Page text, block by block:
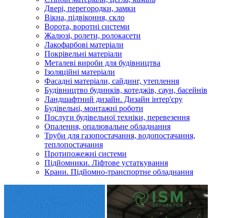
Двері, перегородки, замки
Вікна, підвіконня, скло
Ворота, воротні системи
Жалюзі, ролети, ролокасети
Лакофарбові матеріали
Покрівельні матеріали
Металеві вироби для будівництва
Ізоляційні матеріали
Фасадні матеріали, сайдинг, утеплення
Будівництво будинків, котеджів, саун, басейнів
Ландшафтний дизайн. Дизайн інтер'єру
Будівельні, монтажні роботи
Послуги будівельної техніки, перевезення
Опалення, опалювальне обладнання
Труби для газопостачання, водопостачання,
теплопостачання
Протипожежні системи
Підйомники. Ліфтове устаткування
Крани. Підйомно-транспортне обладнання